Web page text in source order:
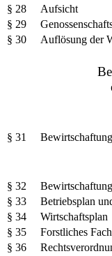
§ 28
Aufsicht
§ 29
§ 30
Auflösung der
§ 31
§ 32
§ 33
Betriebsplan
§ 34
Wirtschaftsplan
§ 35
Forstliches
§ 36